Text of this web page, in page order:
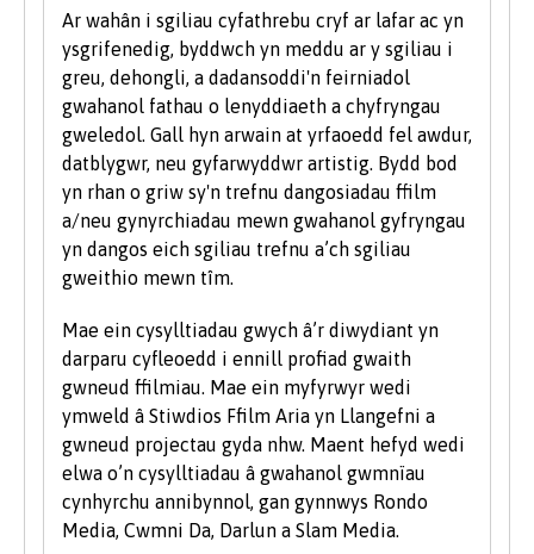
penodol. Yn dibynnu ar yr hyn yr hoffech ei
astudio gyda ni, efallai y bydd meini prawf
ychwanegol yn cael eu gosod - bydd y rhain
wedi eu nodi'n glir yn y gofynion mynediad
cwrs-benodol. Am eglurhad manwl o bwyntiau
tariff UCAS, ewch iwww.ucas.com.
Mae angen i bob myfyriwr feddu ar sgiliau
sylfaenol da ac mae'r Brifysgol hefyd yn gweld
gwerth mewn sgiliau TG a chyfathrebu.
Rydym yn derbyn myfyrwyr â phob math o
gymwysterau, profiadau a chefndiroedd ac yn
ystyried pob cais yn unigol. Fel rhan o bolisi’r
Brifysgol, rydym yn ystyried ceisiadau gan
ddarpar fyfyrwyr anabl ar yr un sail â phob
myfyriwr arall.
Rydym hefyd yn ystyried ceisiadau gan
ddysgwyr hŷn sydd â chymwysterau ansafonol
Ar wahân i sgiliau cyfathrebu cryf ar lafar ac yn
ysgrifenedig, byddwch yn meddu ar y sgiliau i
greu, dehongli, a dadansoddi'n feirniadol
gwahanol fathau o lenyddiaeth a chyfryngau
gweledol. Gall hyn arwain at yrfaoedd fel awdur,
datblygwr, neu gyfarwyddwr artistig. Bydd bod
yn rhan o griw sy'n trefnu dangosiadau ffilm
a/neu gynyrchiadau mewn gwahanol gyfryngau
yn dangos eich sgiliau trefnu a’ch sgiliau
gweithio mewn tîm.
Mae ein cysylltiadau gwych â’r diwydiant yn
darparu cyfleoedd i ennill profiad gwaith
gwneud ffilmiau. Mae ein myfyrwyr wedi
ymweld â Stiwdios Ffilm Aria yn Llangefni a
gwneud projectau gyda nhw. Maent hefyd wedi
elwa o’n cysylltiadau â gwahanol gwmnïau
cynhyrchu annibynnol, gan gynnwys Rondo
Media, Cwmni Da, Darlun a Slam Media.